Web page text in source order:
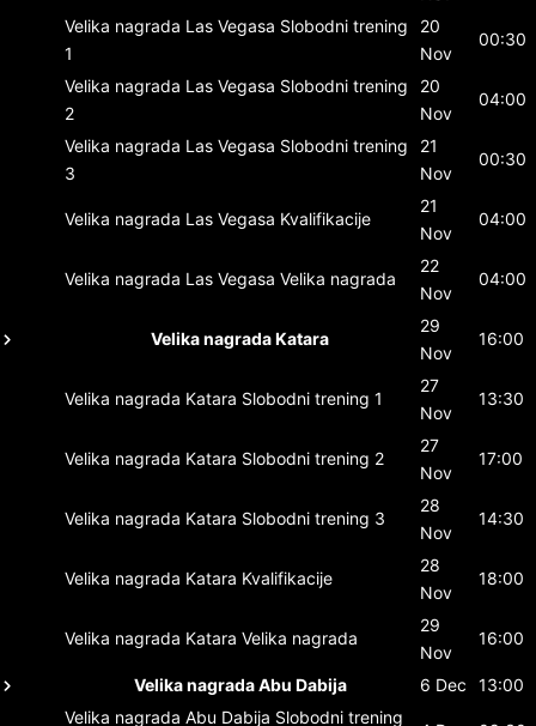
Velika nagrada Las Vegasa Slobodni trening
1
20
Nov
00:30
Velika nagrada Las Vegasa Slobodni trening
2
20
Nov
04:00
Velika nagrada Las Vegasa Slobodni trening
3
21
Nov
00:30
Velika nagrada Las Vegasa Kvalifikacije
21
Nov
04:00
Velika nagrada Las Vegasa Velika nagrada
22
Nov
04:00
Velika nagrada Katara
29
Nov
16:00
Velika nagrada Katara Slobodni trening 1
27
Nov
13:30
Velika nagrada Katara Slobodni trening 2
27
Nov
17:00
Velika nagrada Katara Slobodni trening 3
28
Nov
14:30
Velika nagrada Katara Kvalifikacije
28
Nov
18:00
Velika nagrada Katara Velika nagrada
29
Nov
16:00
Velika nagrada Abu Dabija 6 Dec
13:00
Velika nagrada Abu Dabija Slobodni trening